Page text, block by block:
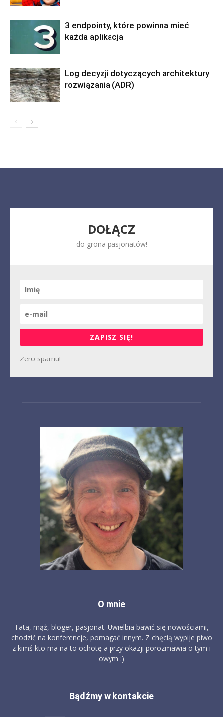
3 endpointy, które powinna mieć
każda aplikacja
Log decyzji dotyczących architektury
rozwiązania (ADR)
DOŁĄCZ
do grona pasjonatów!
ZAPISZ SIĘ!
Zero spamu!
O mnie
Tata, mąż, bloger, pasjonat. Uwielbia bawić się nowościami,
chodzić na konferencje, pomagać innym. Z chęcią wypije piwo
z kimś kto ma na to ochotę a przy okazji porozmawia o tym i
owym :)
Bądźmy w kontakcie